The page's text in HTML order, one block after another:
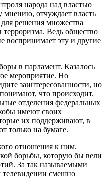
народа над властью
отчуждает власть
решения множества
Ведь общество
воспринимает эту и другие
в парламент. Казалось
мероприятие. Но
заинтересованности, но
что происходит.
отделения федеральных
имеют своих
их поддерживают, в
только на бумаге.
отношения к ним.
борьбы, которую бы вели
За так называемыми
телевидении смешно